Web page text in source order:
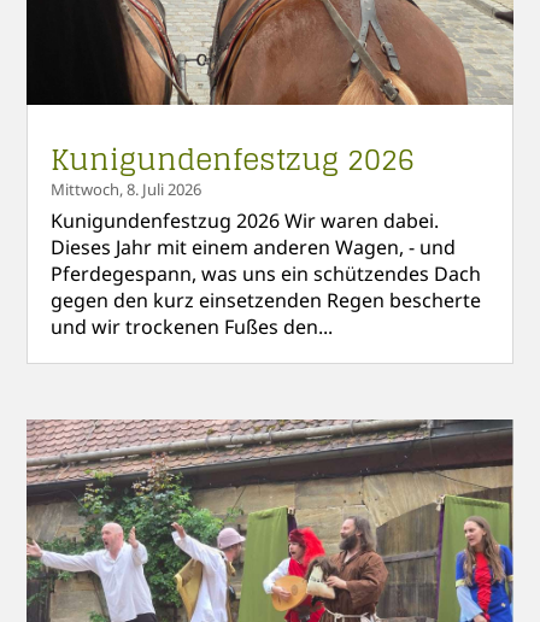
Kunigundenfestzug 2026
Mittwoch, 8. Juli 2026
Kunigundenfestzug 2026 Wir waren dabei.
Dieses Jahr mit einem anderen Wagen, - und
Pferdegespann, was uns ein schützendes Dach
gegen den kurz einsetzenden Regen bescherte
und wir trockenen Fußes den...